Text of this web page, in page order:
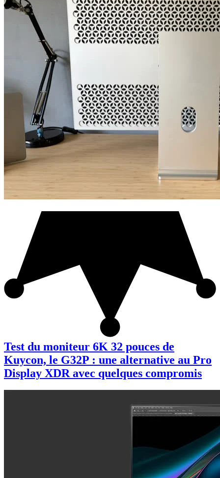
Test du moniteur 6K 32 pouces de
Kuycon, le G32P : une alternative au Pro
Display XDR avec quelques compromis